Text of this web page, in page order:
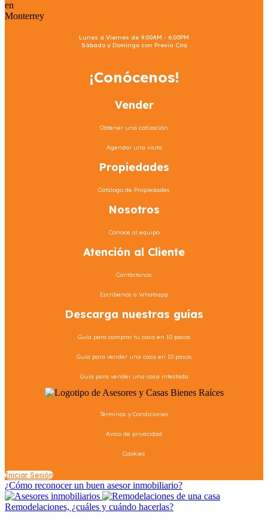
Lunes a Viernes de 9:00AM - 6:00PM
Sábado y Domingo con Previa Cita
¡Conócenos!
Vender
Obtener una cotización
Agendar una visita
Propiedades
Catálogo de Propiedades
Nosotros
Conoce al equipo
Atención al Cliente
Contáctanos
Escríbenos a Whatsapp
Descarga nuestras guías
Guía para comprar tu casa en 10 pasos
Guía para vender una casa en 10 pasos
Guía para vender una casa intestada
Términos y Condiciones
Aviso de privacidad
Cookies
Iniciar Sesión
¿Cómo reconocer un buen asesor inmobiliario?
Remodelaciones, ¿cuáles y cuándo hacerlas?